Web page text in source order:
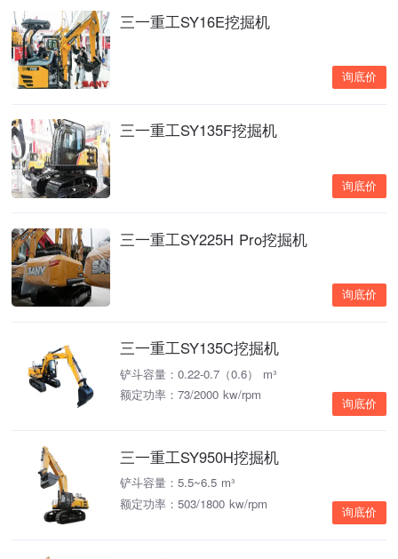
三一重工SY16E挖掘机
询底价
三一重工SY135F挖掘机
询底价
三一重工SY225H Pro挖掘机
询底价
三一重工SY135C挖掘机
铲斗容量：0.22-0.7（0.6） m³
额定功率：73/2000 kw/rpm
询底价
三一重工SY950H挖掘机
铲斗容量：5.5~6.5 m³
额定功率：503/1800 kw/rpm
询底价